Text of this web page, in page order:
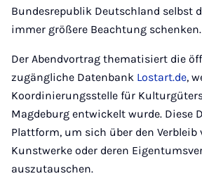
Bundesrepublik Deutschland selbst
immer größere Beachtung schenken.
Der Abendvortrag thematisiert die
zugängliche Datenbank Lostart.de,
Koordinierungsstelle für
Magdeburg entwickelt wurde. Diese
Plattform, um sich über den Verbleib
Kunstwerke oder deren
auszutauschen.